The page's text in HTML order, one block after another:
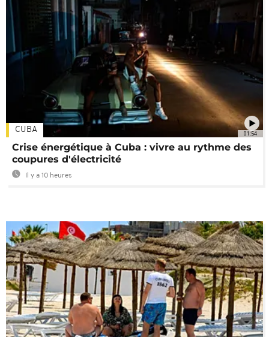
01:54
CUBA
Crise énergétique à Cuba : vivre au rythme des
coupures d'électricité
Il y a 10 heures